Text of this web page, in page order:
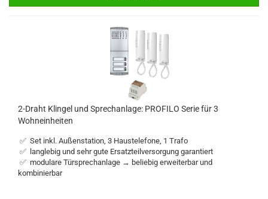
2-Draht Klingel und Sprechanlage: PROFILO Serie für 3
Wohneinheiten
✅ Set inkl. Außenstation, 3 Haustelefone, 1 Trafo
✅ langlebig und sehr gute Ersatzteilversorgung garantiert
✅ modulare Türsprechanlage → beliebig erweiterbar und
kombinierbar